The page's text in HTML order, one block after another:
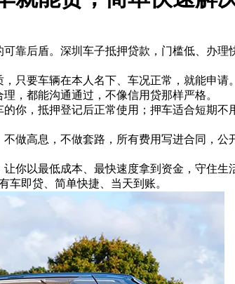
靠后盾。深圳车子抵押贷款，门槛低、办
只要车辆在本人名下、车况正常，就能申
，都能沟通通过，不像信用贷那样严格。
你，抵押登记后正常使用；押车适合短期
做高息，不做套路，所有费用写进合同，
你以最低成本、最快速度拿到资金，守住生
车即贷、简单快捷、当天到账。